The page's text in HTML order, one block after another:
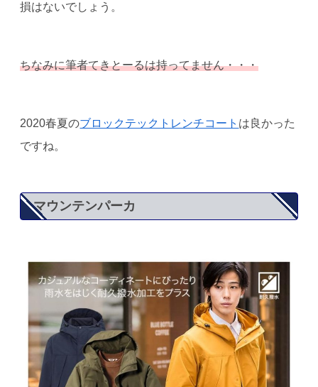
損はないでしょう。
ちなみに筆者てきとーるは持ってません・・・
2020春夏のブロックテックトレンチコート は良かった
ですね。
マウンテンパーカ